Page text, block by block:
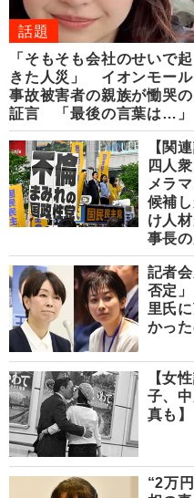
話題
「そもそも会社のせいで起
きた人災」 イオンモール
事故被害者の親族が慟哭の
証言 「最後の言葉は…」
【関
四人
メラ
候補
け人
事長
記者
否定
里氏
かっ
【女
子、
真も】
“2万